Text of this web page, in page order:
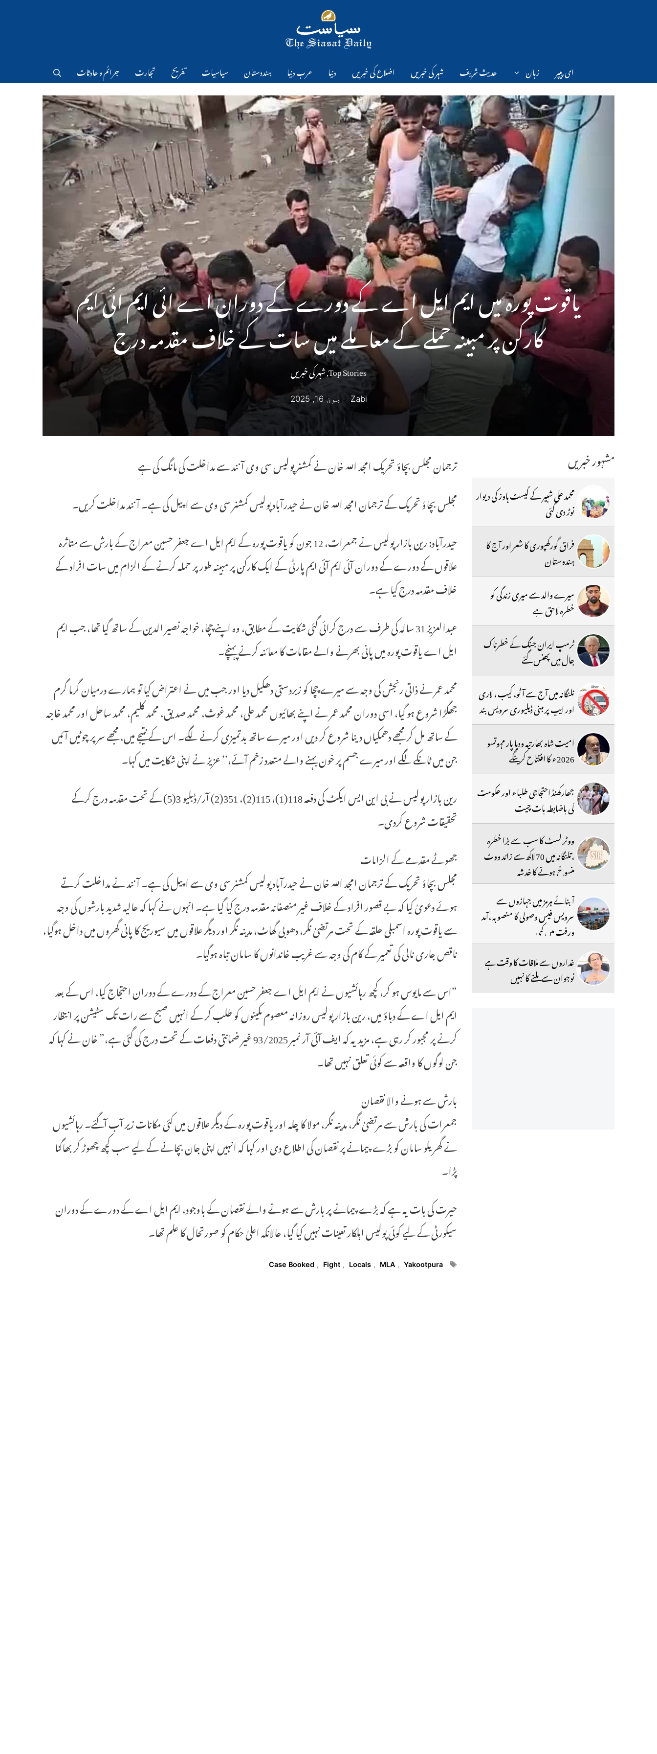
ای پیپر زبان حدیث شریف شہر کی خبریں اضلاع کی خبریں دنیا عرب دنیا ہندوستان سیاسیات تفریح تجارت جرائم و حادثات
یاقوت پورہ میں ایم ایل اے کے دورے کے دوران اے ائی ایم ائی ایم
کارکن پر مبینہ حملے کے معاملے میں سات کے خلاف مقدمہ درج
Top Stories
,شہر کی خبریں
Zabi جون 16, 2025
ترجمان مجلس بچاؤ تحریک امجد اللہ خان نے کمشنر پولیس سی وی آنند سے مداخلت کی مانگ کی ہے
مجلس بچاؤ تحریک کے ترجمان امجد اللہ خان نے حیدرآباد پولیس کمشنر سی وی سے اپیل کی ہے۔ آنند مداخلت کریں۔
حیدرآباد: رین بازار پولیس نے جمعرات، 12 جون کو یاقوت پورہ کے ایم ایل اے جعفر حسین معراج کے بارش سے متاثرہ
علاقوں کے دورے کے دوران آئی ایم آئی ایم پارٹی کے ایک کارکن پر مبینہ طور پر حملہ کرنے کے الزام میں سات افراد کے
خلاف مقدمہ درج کیا ہے۔
عبدالعزیز 31 سالہ کی طرف سے درج کرائی گئی شکایت کے مطابق، وہ اپنے چچا، خواجہ نصیر الدین کے ساتھ گیا تھا، جب ایم
ایل اے یاقوت پورہ میں پانی بھرنے والے مقامات کا معائنہ کرنے پہنچے۔
محمد عمر نے ذاتی رنجش کی وجہ سے میرے چچا کو زبردستی دھکیل دیا اور جب میں نے اعتراض کیا تو ہمارے درمیان گرما گرم
جھگڑا شروع ہو گیا، اسی دوران محمد عمر نے اپنے بھائیوں محمد علی، محمد غوث، محمد صدیق، محمد کلیم، محمد ساحل اور محمد خاجہ
کے ساتھ مل کر مجھے دھمکیاں دینا شروع کر دیں اور میرے ساتھ بدتمیزی کرنے لگے۔ اس کے نتیجے میں، مجھے سر پر چوٹیں آئیں
جن میں ٹانکے لگے اور میرے جسم پر خون بہنے والے متعدد زخم آئے،‘‘ عزیز نے اپنی شکایت میں کہا۔
رین بازار پولیس نے بی این ایس ایکٹ کی دفعہ 118(1)، 115(2)، 351(2) آر/ڈبلیو 3(5) کے تحت مقدمہ درج کرکے
تحقیقات شروع کردی۔
جھوٹے مقدمے کے الزامات
مجلس بچاؤ تحریک کے ترجمان امجد اللہ خان نے حیدرآباد پولیس کمشنر سی وی سے اپیل کی ہے۔ آنند نے مداخلت کرتے
ہوئے دعویٰ کیا کہ بے قصور افراد کے خلاف غیر منصفانہ مقدمہ درج کیا گیا ہے۔ انہوں نے کہا کہ حالیہ شدید بارشوں کی وجہ
سے یاقوت پورہ اسمبلی حلقہ کے تحت مرتضیٰ نگر، دھوبی گھاٹ، مدینہ نگر اور دیگر علاقوں میں سیوریج کا پانی گھروں میں داخل ہوگیا،
ناقص جاری نالی کی تعمیر کے کام کی وجہ سے غریب خاندانوں کا سامان تباہ ہوگیا۔
“اس سے مایوس ہو کر، کچھ رہائشیوں نے ایم ایل اے جعفر حسین معراج کے دورے کے دوران احتجاج کیا، اس کے بعد
ایم ایل اے کے دباؤ میں، رین بازار پولیس روزانہ معصوم مکینوں کو طلب کر کے انہیں صبح سے رات تک سٹیشن پر انتظار
کرنے پر مجبور کر رہی ہے، مزید یہ کہ ایف آئی آر نمبر 93/2025 غیر ضمانتی دفعات کے تحت درج کی گئی ہے،” خان نے کہا کہ
جن لوگوں کا واقعہ سے کوئی تعلق نہیں تھا۔
بارش سے ہونے والا نقصان
جمعرات کی بارش سے مرتضیٰ نگر، مدینہ نگر، مولا کا چلہ اور یاقوت پورہ کے دیگر علاقوں میں کئی مکانات زیر آب آگئے۔ رہائشیوں
نے گھریلو سامان کو بڑے پیمانے پر نقصان کی اطلاع دی اور کہا کہ انہیں اپنی جان بچانے کے لیے سب کچھ چھوڑ کر بھاگنا
پڑا۔
حیرت کی بات یہ ہے کہ بڑے پیمانے پر بارش سے ہونے والے نقصان کے باوجود، ایم ایل اے کے دورے کے دوران
سیکورٹی کے لیے کوئی پولیس اہلکار تعینات نہیں کیا گیا، حالانکہ اعلیٰ حکام کو صورتحال کا علم تھا۔
Tags
Case Booked , Fight , Locals , MLA , Yakootpura
مشہور خبریں
محمد علی شبیر کے گیسٹ ہاوز کی دیوار
توڑ دی گئی
فراق گورکھپوری کا شعر اور آج کا
ہندوستان
میرے والد سے میری زندگی کو
خطرہ لاحق ہے
ٹرمپ ایران جنگ کے خطرناک
جال میں پھنس گئے
تلنگانہ میں آج سے آٹو، کیب ، لاری
اور ایپ پر مبنی ڈیلیوری سرویس بند
امیت شاہ بھارتیہ ودیا پار مہوتسو
2026ء کا افتتاح کرینگے
جھارکھنڈ احتجاجی طلباء اور حکومت
کی باضابطہ بات چیت
ووٹر لسٹ کا سب سے بڑا خطرہ
،تلنگانہ میں 70 لاکھ سے زائد ووٹ
منسوخ ہونے کا خدشہ
آبنائے ہرمز میں جہازوں سے
سرویس فیس وصولی کا منصوبہ ،آمد
ورفت میں کمی
غداروں سے ملاقات کا وقت ہے
نوجوان سے ملنے کا نہیں